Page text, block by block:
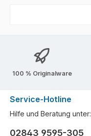
100 % Originalware
Service-Hotline
Hilfe und Beratung unter:
02843 9595-305